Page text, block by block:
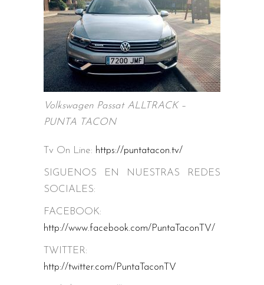
Volkswagen Passat ALLTRACK –
PUNTA TACON
Tv On Line: https://puntatacon.tv/
SIGUENOS EN NUESTRAS REDES
SOCIALES:
FACEBOOK:
http://www.facebook.com/PuntaTaconTV/
TWITTER:
http://twitter.com/PuntaTaconTV